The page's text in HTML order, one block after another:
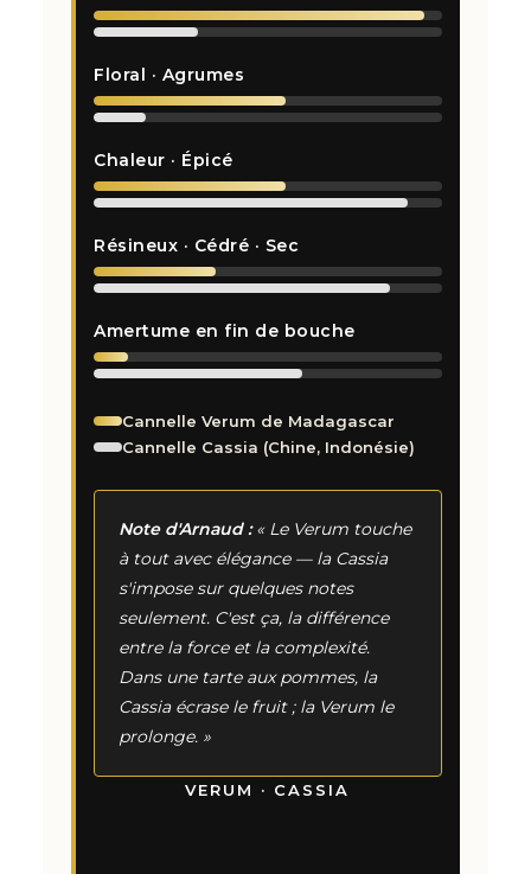
Floral · Agrumes
Chaleur · Épicé
Résineux · Cédré · Sec
Amertume en fin de bouche
Cannelle Verum de Madagascar
Cannelle Cassia (Chine, Indonésie)
Note d'Arnaud :« Le Verum touche
à tout avec élégance — la Cassia
s'impose sur quelques notes
seulement. C'est ça, la différence
entre la force et la complexité.
Dans une tarte aux pommes, la
Cassia écrase le fruit ; la Verum le
prolonge. »
VERUM · CASSIA